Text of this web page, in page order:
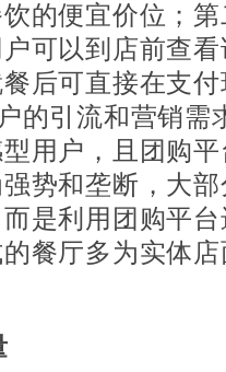
的便宜价位；
可以到店前查
后可直接在支
的引流和营销需
用户，且团购
势和垄断，大
是利用团购平
餐厅多为实体